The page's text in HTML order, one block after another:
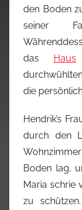
den Boden
seiner
das
Haus
die
Hendrik’s
durch den
Boden lag,
Maria schrie
zu